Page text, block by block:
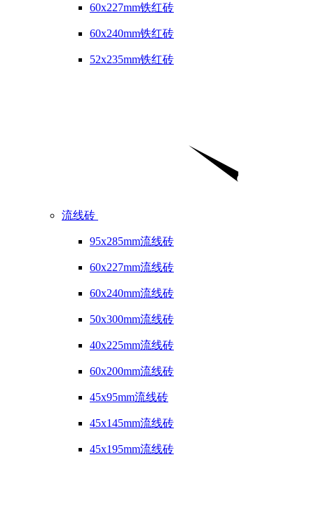
60x227mm铁红砖
60x240mm铁红砖
52x235mm铁红砖
流线砖
95x285mm流线砖
60x227mm流线砖
60x240mm流线砖
50x300mm流线砖
40x225mm流线砖
60x200mm流线砖
45x95mm流线砖
45x145mm流线砖
45x195mm流线砖